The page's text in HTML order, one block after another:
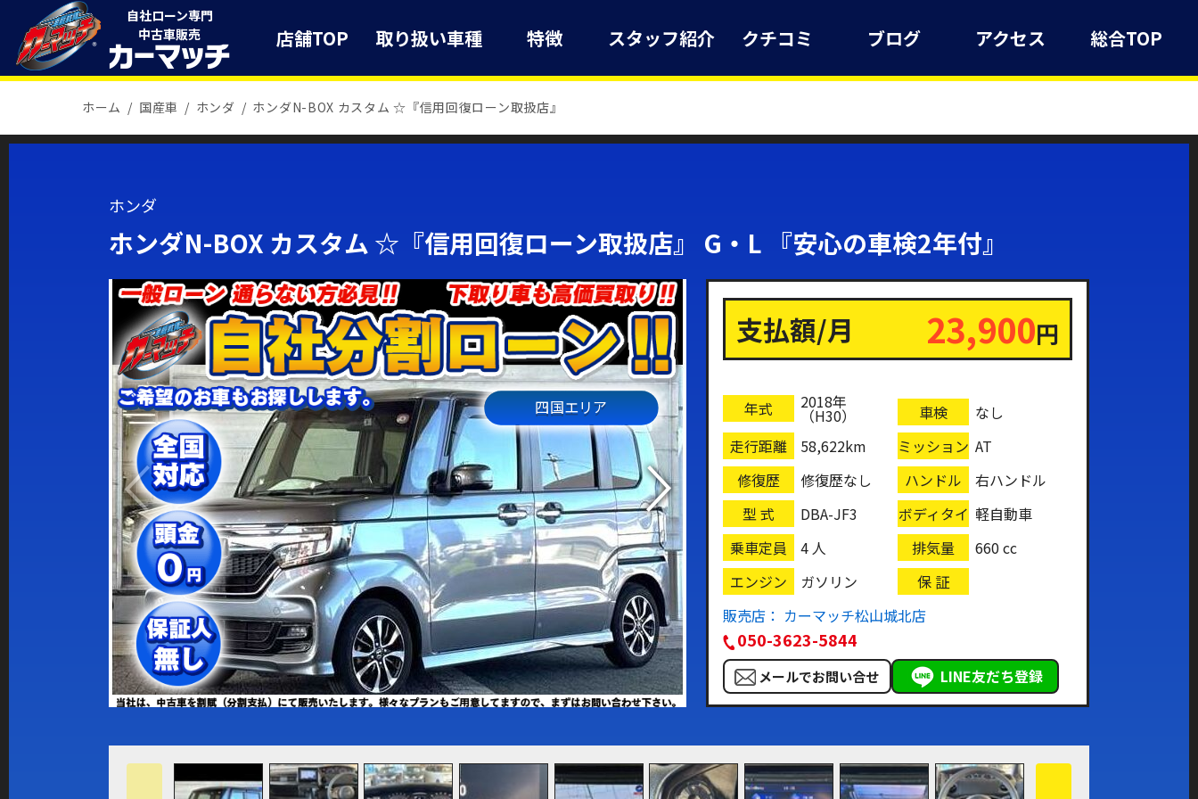
自社ローン専門
中古車販売
店舗TOP 取り扱い車種 特徴 スタッフ紹介 クチコミ ブログ アクセス 総合TOP
ホーム 国産車 ホンダ ホンダN-BOX カスタム ☆『信用回復ローン取扱店』
ホンダ
ホンダN-BOX カスタム ☆『信用回復ローン取扱店』 G・L 『安心の車検2年付』
四国エリア
支払額/月 23,900円
年式 2018年
（H30） 車検
なし
走行距離
58,622km ミッション AT
修復歴
修復歴なし ハンドル
右ハンドル
型 式
DBA-JF3
ボディタイ
プ
軽自動車
乗車定員
4 人 排気量
660 cc
エンジン
ガソリン
保 証
販売店： カーマッチ松山城北店
050-3623-5844
メールでお問い合せ LINE友だち登録